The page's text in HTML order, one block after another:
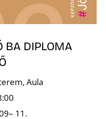
BA DIPLOMA
Aula
11.